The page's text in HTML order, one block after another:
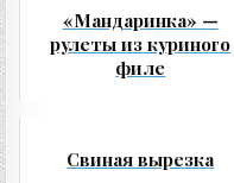
«Мандаринка» —
рулеты из куриного
филе
Свиная вырезка